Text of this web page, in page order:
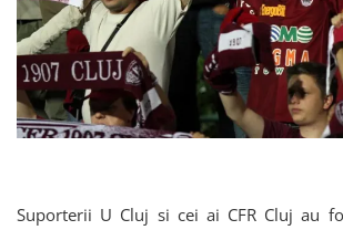
Suporterii U Cluj si cei ai CFR Cluj au